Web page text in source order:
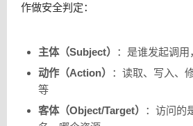
作做安全判定：
主体（Subject）
：是谁发起调
动作（Action）
：读取、写入、
等
客体（Object/Target）
：访问的